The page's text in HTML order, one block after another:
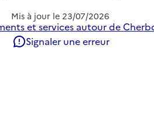
Mis à jour le 23/07/2026
et services autour de
Signaler une erreur